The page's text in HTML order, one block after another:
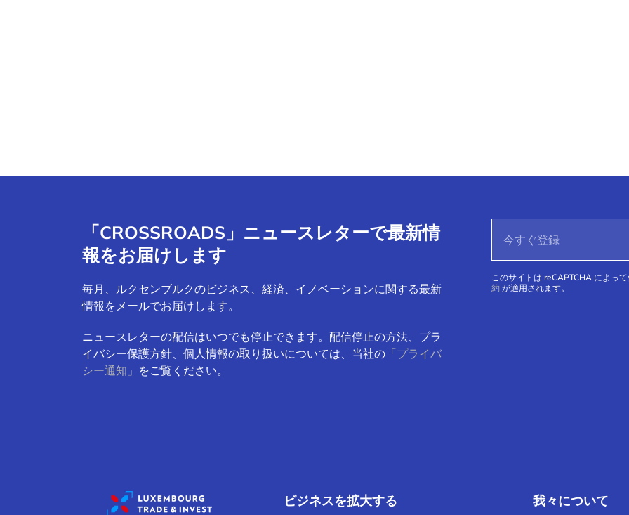
「CROSSROADS」ニュースレターで最新情
報をお届けします
毎月、ルクセンブルクのビジネス、経済、イノベーションに関する最新
情報をメールでお届けします。
ニュースレターの配信はいつでも停止できます。配信停止の方法、プラ
イバシー保護方針、個人情報の取り扱いについては、当社の 「プライバ
シー通知」 をご覧ください。
このサイトは reCAPTCHA によっ
約 が適用されます。
ビジネスを拡大する 我々について